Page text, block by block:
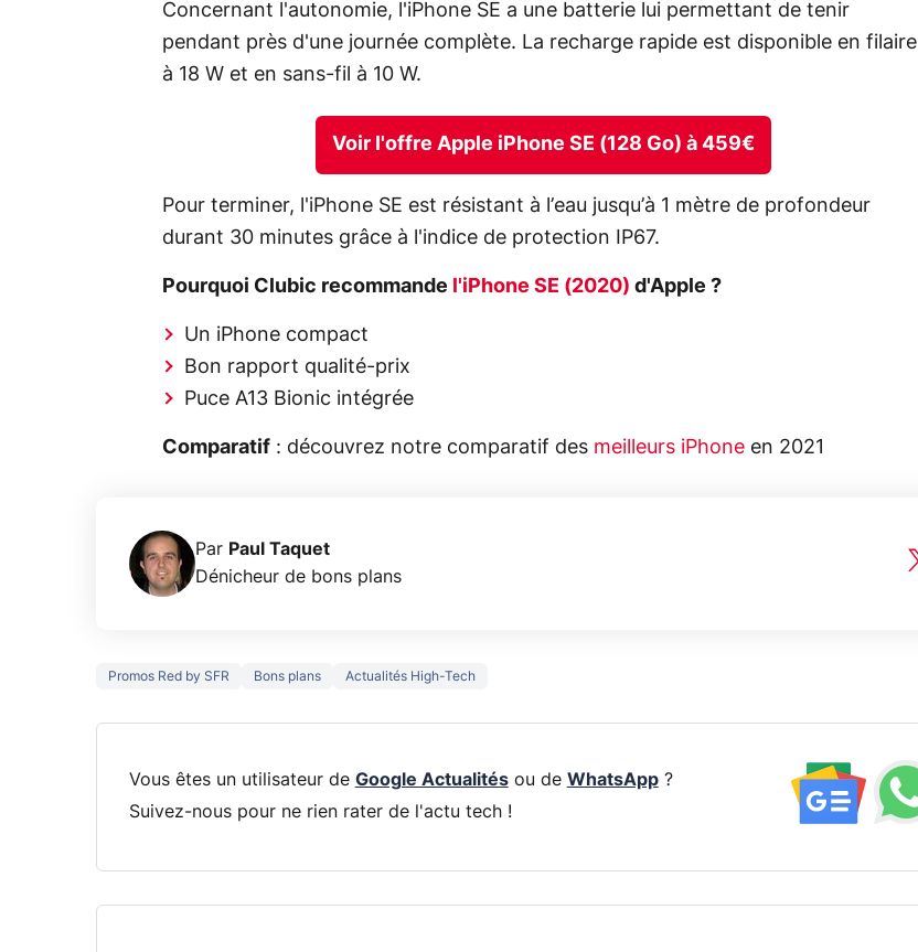
Concernant l'autonomie, l'iPhone SE a une batterie lui permettant de tenir
pendant près d'une journée complète. La recharge rapide est disponible en filaire
à 18 W et en sans-fil à 10 W.
Voir l'offre Apple iPhone SE (128 Go) à 459€
Pour terminer, l'iPhone SE est résistant à l’eau jusqu’à 1 mètre de profondeur
durant 30 minutes grâce à l'indice de protection IP67.
Pourquoi Clubic recommande l'iPhone SE (2020) d'Apple ?
Un iPhone compact
Bon rapport qualité-prix
Puce A13 Bionic intégrée
Comparatif : découvrez notre comparatif des meilleurs iPhone en 2021
Par Paul Taquet
Dénicheur de bons plans
Promos Red by SFR Bons plans Actualités High-Tech
Vous êtes un utilisateur de Google Actualitésou de WhatsApp?
Suivez-nous pour ne rien rater de l'actu tech !